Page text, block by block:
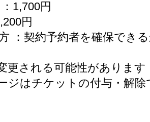
1,700円
円
：契約予約者を確保でき
更される可能性があります
ジはチケットの付与・解